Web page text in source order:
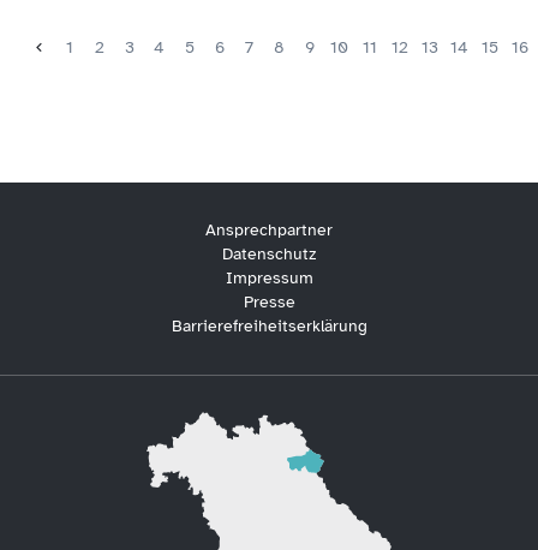
1 2 3 4 5 6 7 8 9 10 11 12 13 14 15 16
Ansprechpartner
Datenschutz
Impressum
Presse
Barrierefreiheitserklärung